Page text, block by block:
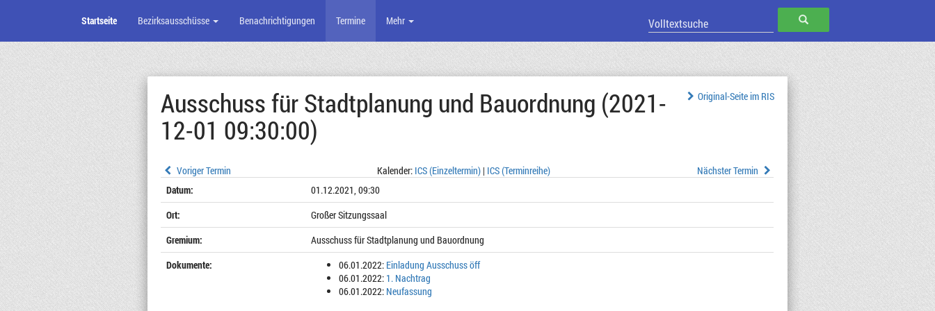
Zum
Seiteninhalt
SUCHEN
Startseite Bezirksausschüsse Benachrichtigungen Termine Mehr
Original-Seite im RIS
Ausschuss für Stadtplanung und Bauordnung (2021-
12-01 09:30:00)
Nächster Termin
Voriger Termin Kalender: ICS (Einzeltermin) | ICS (Terminreihe)
Datum:
01.12.2021, 09:30
Ort:
Großer Sitzungssaal
Gremium:
Ausschuss für Stadtplanung und Bauordnung
Dokumente:
06.01.2022: Einladung Ausschuss öff
06.01.2022: 1. Nachtrag
06.01.2022: Neufassung